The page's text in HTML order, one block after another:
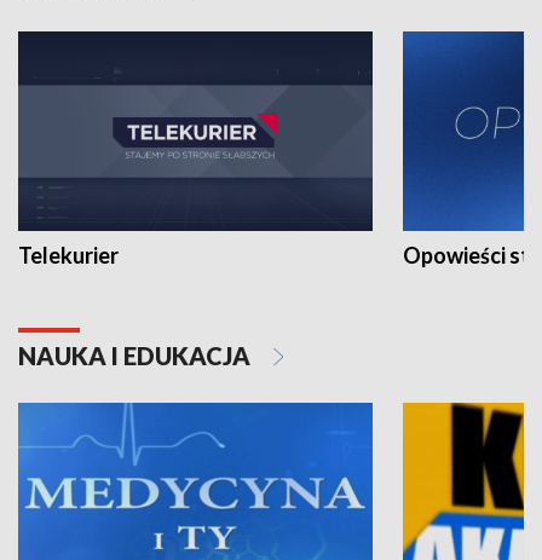
Telekurier Opowieści
NAUKA I EDUKACJA